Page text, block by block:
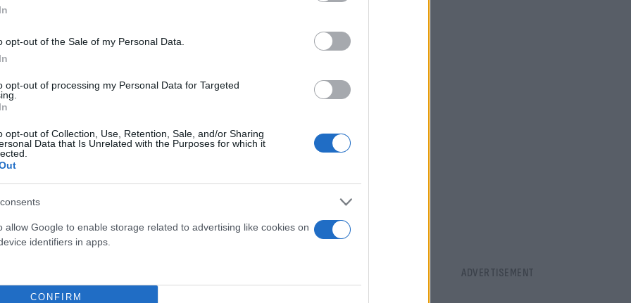
opt-out of the Sale of my Personal Data.
opt-out of processing my Personal Data for Targeted
opt-out of Collection, Use, Retention, Sale, and/or Sharing
Data that Is Unrelated with the Purposes for which it
allow Google to enable storage related to advertising like cookies on
identifiers in apps.
CONFIRM
Τζόλης και Πέλκας. Ο Ολυμπιακός είχε τέσσερις
2021 για σχεδόν 20.000.000 ευρώ. Τώρα ο Γιαννούλης παίζει
Bundesliga) και ο Τζόλης στην Μπριζ (9 γκολ και 8 ασίστ
για 12.000.000 ευρώ (ο βασικός κεντρικός αμυντικός με
στην Γερμανία) και ο Κωνσταντέλιας, σύμφωνα με τον
(επτά γκολ και μια ασίστ σε 41 ματς).